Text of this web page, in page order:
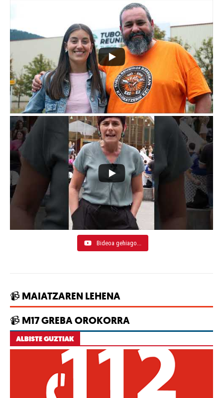
Bideoa gehiago...
📹 MAIATZAREN LEHENA
📹 M17 GREBA OROKORRA
ALBISTE GUZTIAK